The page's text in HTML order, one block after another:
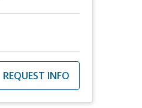
REQUEST INFO